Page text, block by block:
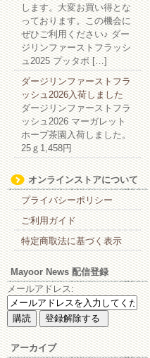
します。大変お買い得とな
っております。この機会に
ぜひご利用ください♪ ダー
ジリンファーストフラッシ
ュ2025 プッタボ […]
ダージリンファーストフラ
ッシュ2026入荷しました
ダージリンファーストフラ
ッシュ2026 マーガレット
ホープ茶園入荷しました。
25ｇ1,458円
オンラインストアについて
プライバシーポリシー
ご利用ガイド
特定商取法に基づく表示
Mayoor News 配信登録
メールアドレス:
アーカイブ